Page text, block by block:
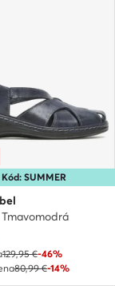
SUMMER
Tmavomodrá
129,95 €-46%
80,99 €-14%